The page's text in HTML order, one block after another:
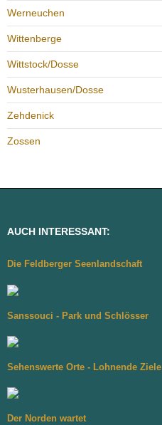
Werneuchen
Wittenberge
Wittstock/Dosse
Wusterhausen/Dosse
Zehdenick
Zossen
AUCH INTERESSANT:
Die Feldberger Seenlandschaft
Sanssouci - Park und Schlösser
Sehenswerte Orte - Lohnende Ziele
Der Norden wartet